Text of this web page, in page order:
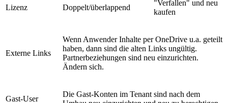
Lizenz Doppelt/überlappend
"Verfallen" und neu
kaufen
Externe Links
Wenn Anwender Inhalte per OneDrive u.a. geteilt
haben, dann sind die alten Links ungültig.
Partnerbeziehungen sind neu einzurichten.
Ändern sich.
Gast-User
Die Gast-Konten im Tenant sind nach dem